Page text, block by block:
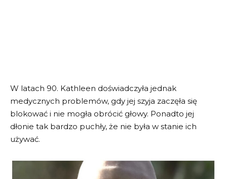
W latach 90. Kathleen doświadczyła jednak
medycznych problemów, gdy jej szyja zaczęła się
blokować i nie mogła obrócić głowy. Ponadto jej
dłonie tak bardzo puchły, że nie była w stanie ich
używać.